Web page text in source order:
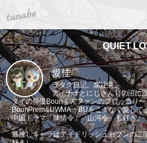
tuna.be
QUIET
愛佳
ヲタク日記。腐注意。
アイナナとにじさんじの沼に
タイの俳優Bounくんファンのブロッコリ
BounPrem&UWMA・BUをこよなく愛して
中国ドラマ「陳情令」「山河令」も好き。
最推しキャラはアイドリッシュセブンの二